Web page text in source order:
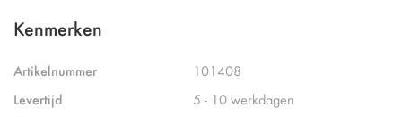
Kenmerken
Artikelnummer
101408
Levertijd
5 - 10 werkdagen